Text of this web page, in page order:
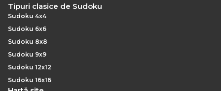
Tipuri clasice de Sudoku
Sudoku 4x4
Sudoku 6x6
Sudoku 8x8
Sudoku 9x9
Sudoku 12x12
Sudoku 16x16